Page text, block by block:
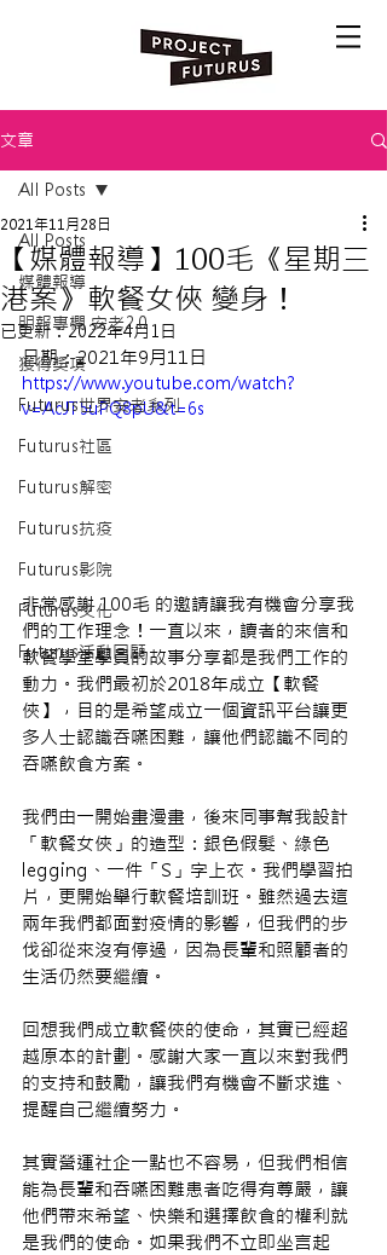
文章
All Posts
媒體報導
明報專欄 安老2.0
獲得獎項
Futurus世界安老系列
Futurus社區
Futurus解密
Futurus抗疫
Futurus影院
Futurus文化
Futurus活動回顧
All Posts
【媒體報導】100毛《星期三
港案》軟餐女俠 變身！
2021年11月28日
已更新：2022年4月1日
日期：2021年9月11日
https://www.youtube.com/watch?
v=AcJT5uPQ8pU&t=6s
非常感謝 100毛 的邀請讓我有機會分享我
們的工作理念！一直以來，讀者的來信和
軟餐學堂學員的故事分享都是我們工作的
動力。我們最初於2018年成立【軟餐
俠】，目的是希望成立一個資訊平台讓更
多人士認識吞嚥困難，讓他們認識不同的
吞嚥飲食方案。
我們由一開始畫漫畫，後來同事幫我設計
「軟餐女俠」的造型：銀色假髮、綠色
legging、一件「S」字上衣。我們學習拍
片，更開始舉行軟餐培訓班。雖然過去這
兩年我們都面對疫情的影響，但我們的步
伐卻從來沒有停過，因為長輩和照顧者的
生活仍然要繼續。
回想我們成立軟餐俠的使命，其實已經超
越原本的計劃。感謝大家一直以來對我們
的支持和鼓勵，讓我們有機會不斷求進、
提醒自己繼續努力。
其實營運社企一點也不容易，但我們相信
能為長輩和吞嚥困難患者吃得有尊嚴，讓
他們帶來希望、快樂和選擇飲食的權利就
是我們的使命。如果我們不立即坐言起